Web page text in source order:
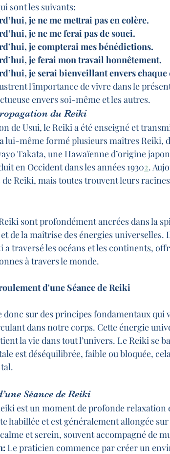
sont les suivants:
je ne me mettrai pas en colère.
je ne me ferai pas de souci.
je compterai mes bénédictions.
je ferai mon travail honnêtement.
je serai bienveillant envers chaque
l'importance de vivre dans le
envers soi-même et les autres.
du Reiki
de Usui, le Reiki a été enseigné et
lui-même formé plusieurs maîtres Reiki,
Takata, une Hawaïenne d’origine
en Occident dans les années 19302.
de Reiki, mais toutes trouvent leurs
sont profondément ancrées dans la
de la maîtrise des énergies universelles.
a traversé les océans et les continents,
à travers le monde.
d'une Séance de Reiki
donc sur des principes fondamentaux qui
dans notre corps. Cette énergie
la vie dans tout l’univers. Le Reiki se
est déséquilibrée, faible ou bloquée,
Séance de Reiki
est un moment de profonde
habillée et est généralement allongée
et serein, souvent accompagné de
Le praticien commence par créer un